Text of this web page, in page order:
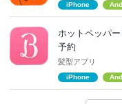
iPhone
ホットペッパ
予約
髪型アプリ
iPhone